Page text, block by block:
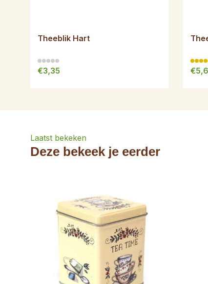
Theeblik Hart
€3,35
Laatst bekeken
Deze bekeek je eerder